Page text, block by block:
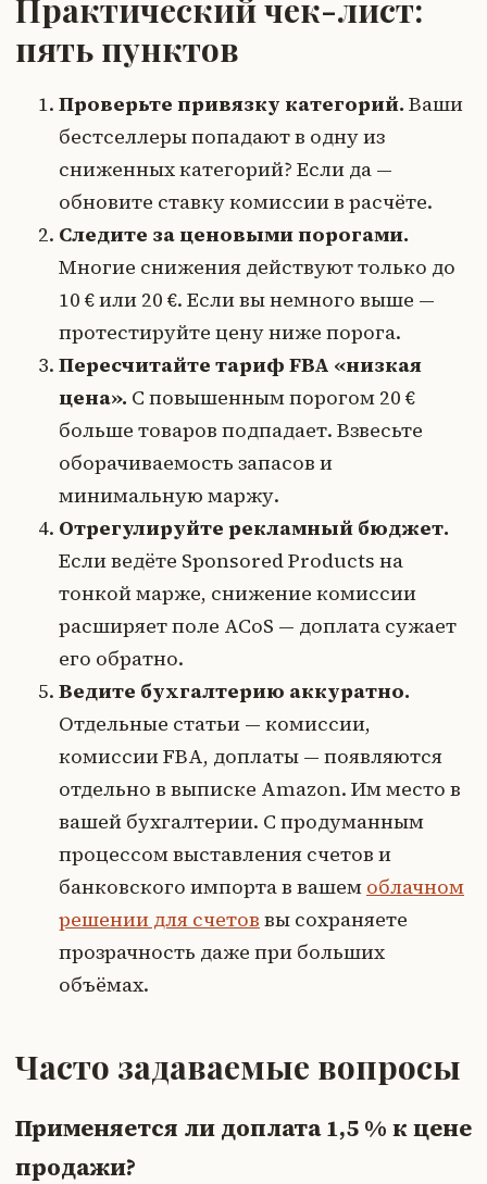
Практический чек-лист:
пять пунктов
Проверьте привязку категорий. Ваши
бестселлеры попадают в одну из
сниженных категорий? Если да —
обновите ставку комиссии в расчёте.
Следите за ценовыми порогами.
Многие снижения действуют только до
10 € или 20 €. Если вы немного выше —
протестируйте цену ниже порога.
Пересчитайте тариф FBA «низкая
цена». С повышенным порогом 20 €
больше товаров подпадает. Взвесьте
оборачиваемость запасов и
минимальную маржу.
Отрегулируйте рекламный бюджет.
Если ведёте Sponsored Products на
тонкой марже, снижение комиссии
расширяет поле ACoS — доплата сужает
его обратно.
Ведите бухгалтерию аккуратно.
Отдельные статьи — комиссии,
комиссии FBA, доплаты — появляются
отдельно в выписке Amazon. Им место в
вашей бухгалтерии. С продуманным
процессом выставления счетов и
банковского импорта в вашем облачном
решении для счетов вы сохраняете
прозрачность даже при больших
объёмах.
Часто задаваемые вопросы
Применяется ли доплата 1,5 % к цене
продажи?